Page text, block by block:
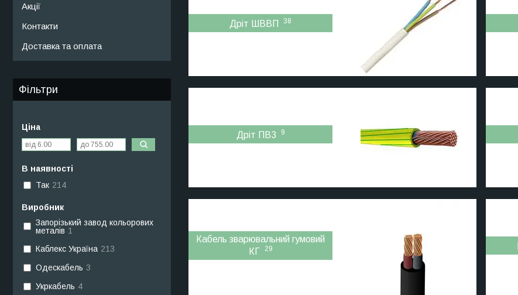
Дріт ШВВП 38
Дріт ПВ3 9
Кабель зварювальний гумовий
КГ
29
Акції
Контакти
Доставка та оплата
Фільтри
Ціна
В наявності
Так 214
Виробник
Запорізький завод кольорових
металів 1
Каблекс Україна 213
Одескабель 3
Укркабель 4